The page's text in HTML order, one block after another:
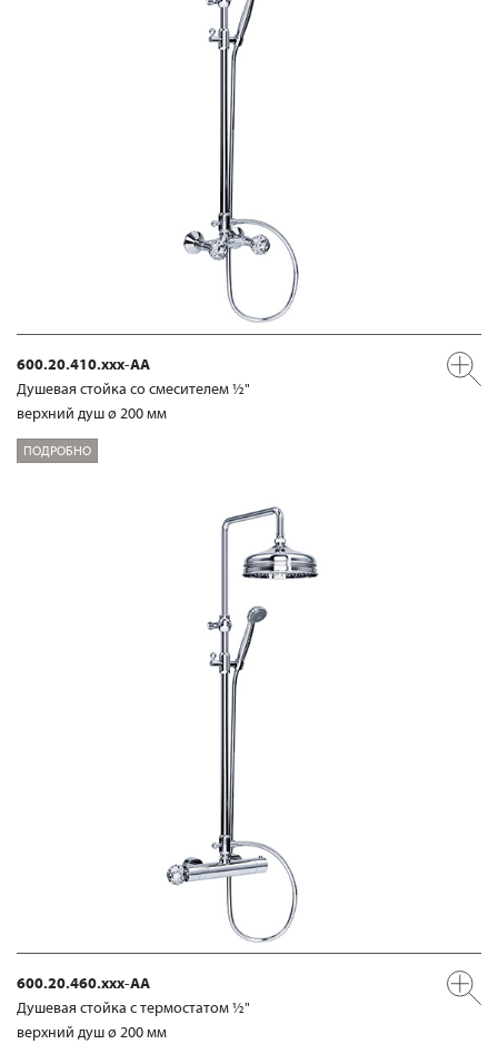
600.20.410.xxx-AA
Душевая стойка со смесителем ½"
верхний душ ø 200 мм
ПОДРОБНО
600.20.460.xxx-AA
Душевая стойка с термостатом ½"
верхний душ ø 200 мм